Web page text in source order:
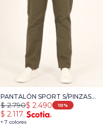
PANTALÓN SPORT S/PINZAS
HARRY - VERDE OSCURO
+ 7 colores
$ 2.490
$ 2.790 10
$ 2.117